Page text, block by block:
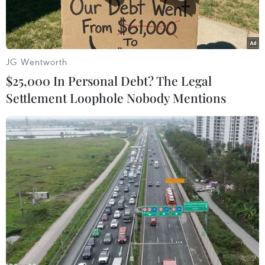
Nhân viên làm việc tại cơ sở khai thác dầu ở Wasit, Iraq. (Ảnh:
THX/TTXVN)
Giá dầu tăng nhẹ trong phiên giao dịch chiều
ngày 3/3 sau khi Trung Quốc, nước nhập khẩu
dầu thô lớn nhất thế giới, công bố dữ liệu sản
JG Wentworth
$25,000 In Personal Debt? The Legal
Settlement Loophole Nobody Mentions